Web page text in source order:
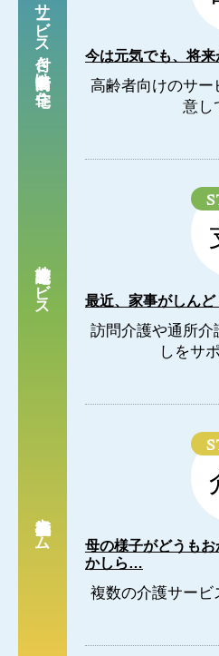
サービス付き
高齢者向け住宅
今は元気でも、将来
高齢者向けのサー
意し
在宅介護サービス 最近、家事がしん
訪問介護や通所介
しをサ
小規模多機能ホーム
母の様子がどうも
かしら…
複数の介護サービ